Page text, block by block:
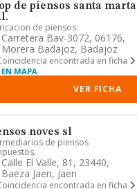
de piensos santa marta
de piensos.
Carretera Bav-3072, 06176,
Morera Badajoz, Badajoz
encontrada en ficha
EN MAPA
VER FICHA
noves sl
de piensos
Calle El Valle, 81, 23440,
Baeza Jaen, Jaen
encontrada en ficha